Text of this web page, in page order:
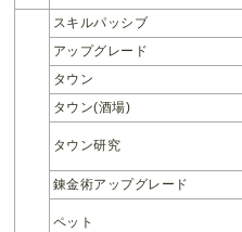
スキルパッシブ
アップグレード
タウン
タウン(酒場)
タウン研究
錬金術アップグレード
ペット